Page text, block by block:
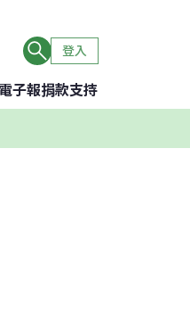
登入
子報捐款支持